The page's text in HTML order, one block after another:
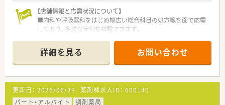
【店舗情報と応需状況について】
■内科や呼吸器科をはじめ幅広い総合科目の処方箋を面で応需
しており、多様な症例を経験できます。
の時代に求められるスキルが身につきます。
■敦賀駅からお車で10分ほどの立地であり、マイカー通勤が可
能なので毎日の通勤も非常にスムーズです。
【法人特徴について】
■創業80年を迎える地域密着型の老舗薬局であり、気さくな代
表のもとアットホームな雰囲気で運営されています。
詳細を見る お問い合わせ
更新日： 2026/06/29 薬剤師求人ID： 600140
パート・アルバイト
調剤薬局